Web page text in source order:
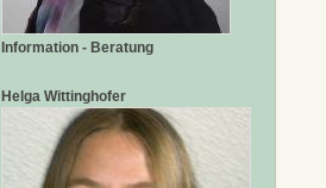
Information - Beratung
Helga Wittinghofer